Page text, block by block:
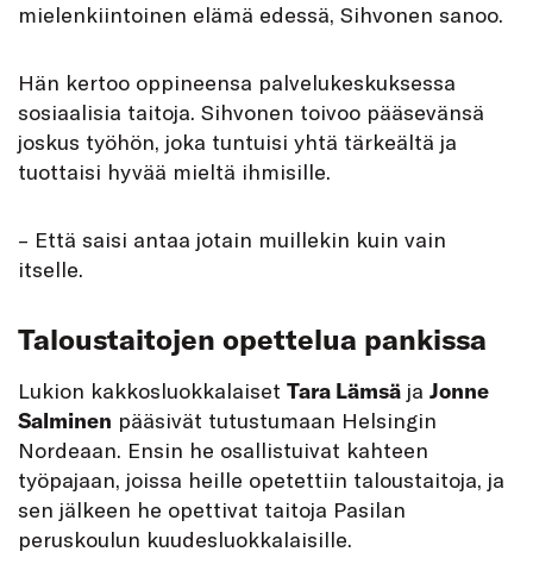
mielenkiintoinen elämä edessä, Sihvonen sanoo.
Hän kertoo oppineensa palvelukeskuksessa
sosiaalisia taitoja. Sihvonen toivoo pääsevänsä
joskus työhön, joka tuntuisi yhtä tärkeältä ja
tuottaisi hyvää mieltä ihmisille.
– Että saisi antaa jotain muillekin kuin vain
itselle.
Taloustaitojen opettelua pankissa
Lukion kakkosluokkalaiset Tara Lämsä ja Jonne
Salminen pääsivät tutustumaan Helsingin
Nordeaan. Ensin he osallistuivat kahteen
työpajaan, joissa heille opetettiin taloustaitoja, ja
sen jälkeen he opettivat taitoja Pasilan
peruskoulun kuudesluokkalaisille.